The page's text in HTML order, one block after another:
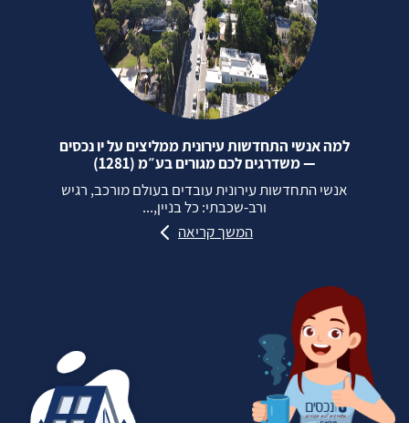
למה אנשי התחדשות עירונית ממליצים על יו נכסים
— משדרגים לכם מגורים בע״מ (1281)
אנשי התחדשות עירונית עובדים בעולם מורכב, רגיש
ורב‑שכבתי: כל בניין,...
המשך קריאה